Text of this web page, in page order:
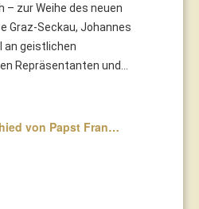
– zur Weihe des neuen
Graz-Seckau, Johannes
an geistlichen
Repräsentanten und...
von Papst Fran…